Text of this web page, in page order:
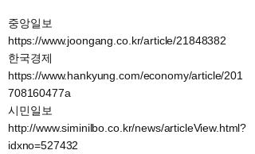
중앙일보
https://www.joongang.co.kr/article/21848382
한국경제
https://www.hankyung.com/economy/article/201
708160477a
시민일보
http://www.siminilbo.co.kr/news/articleView.html?
idxno=527432